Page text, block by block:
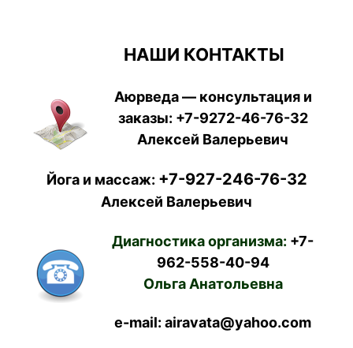
НАШИ КОНТАКТЫ
Аюрведа — консультация и
заказы: +7-9272-46-76-32
Алексей Валерьевич
Йога и массаж: +7-927-246-76-32
Алексей Валерьевич
Диагностика организма: +7-
962-558-40-94
Ольга Анатольевна
e-mail: airavata@yahoo.com